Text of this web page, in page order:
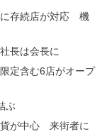
に存続店が対応 機
長は会長に
定含む6店がオープ
ぶ
が中心 来街者に